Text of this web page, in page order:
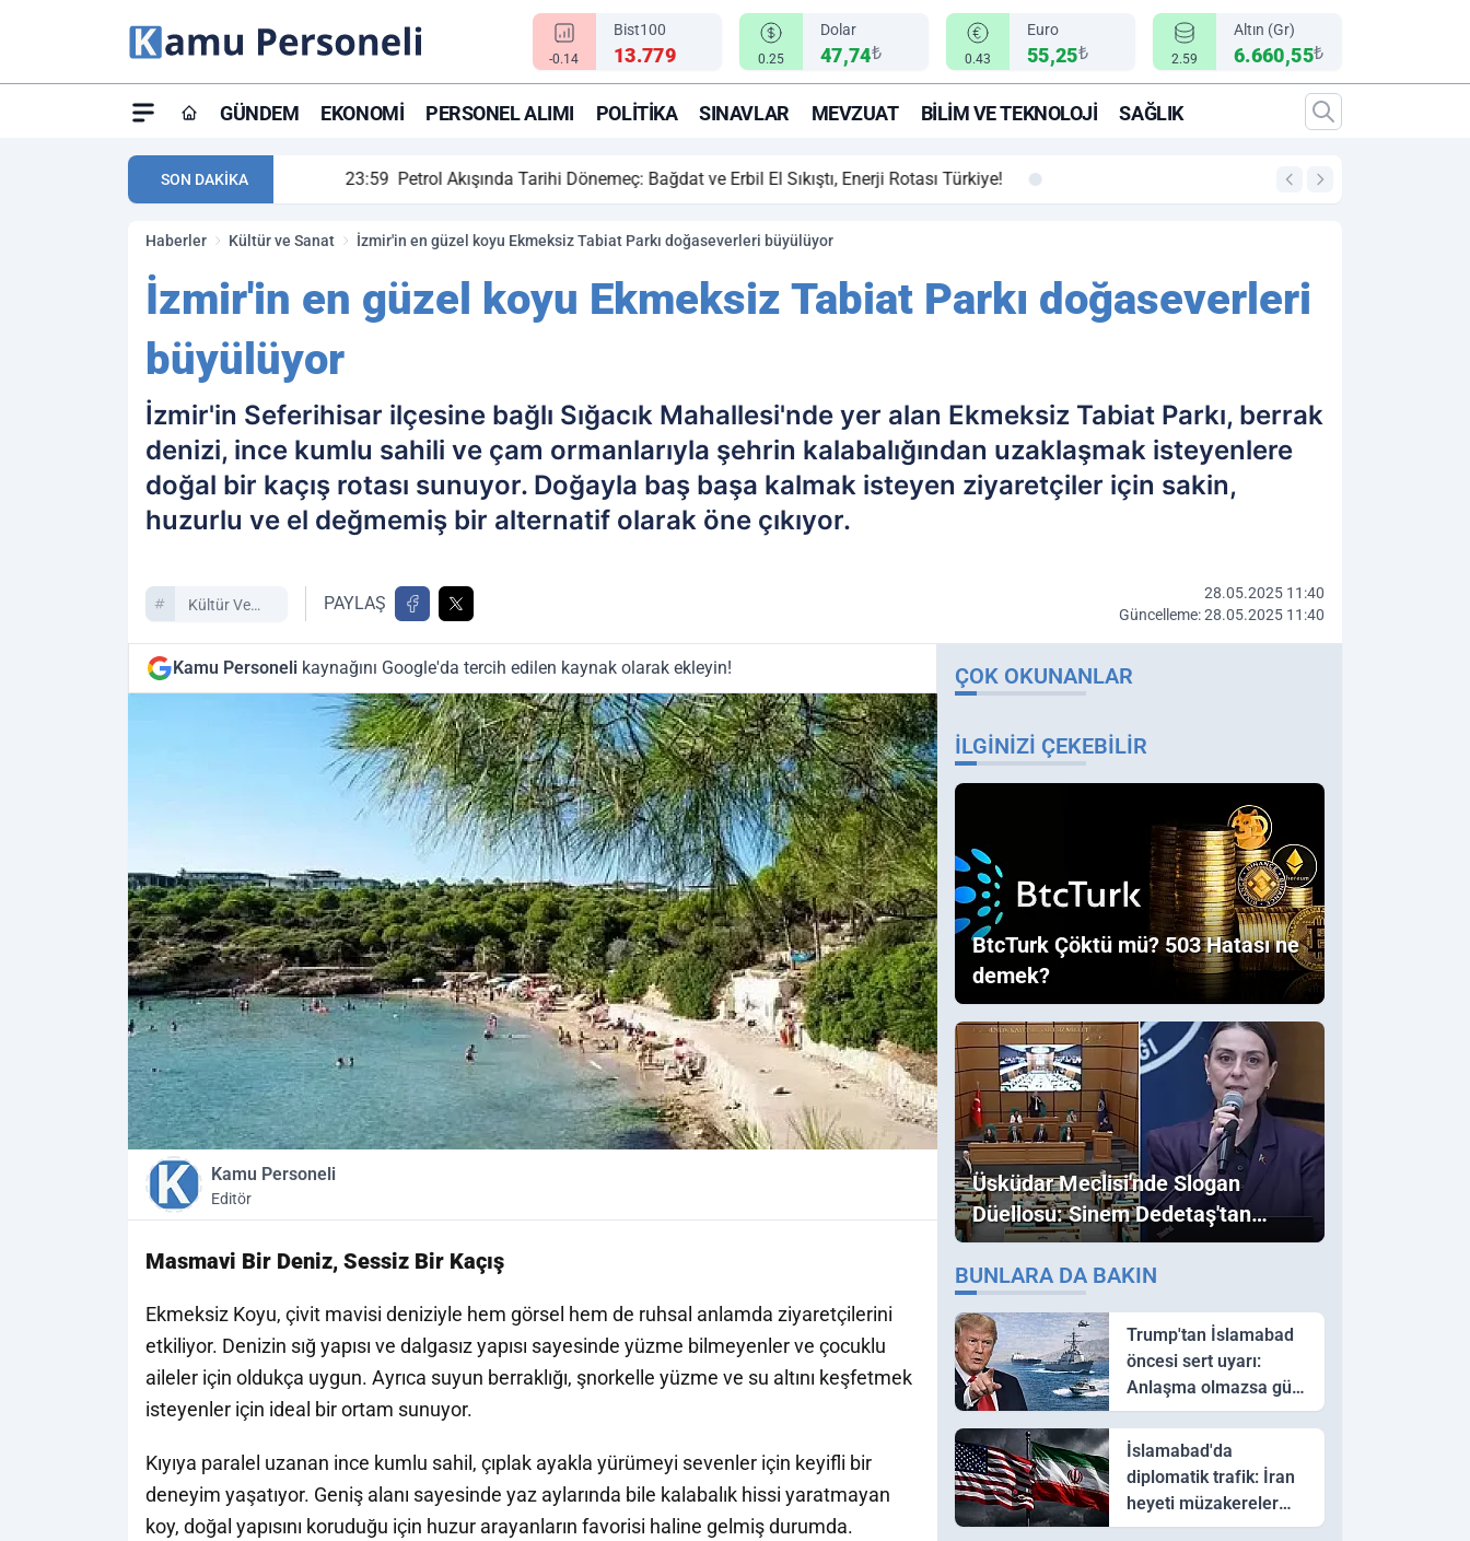
-0.14
Bist100
13.779 0.25
Dolar
47,74₺ 0.43
Euro
55,25₺ 2.59
Altın (Gr)
6.660,55₺
GÜNDEM EKONOMI PERSONEL ALIMI POLITIKA SINAVLAR MEVZUAT BILIM VE TEKNOLOJI SAĞLIK
SON DAKİKA
maç özeti ve golleri! Petrol Akışında Tarihi Dönemeç: Bağdat ve Erbil El Sıkıştı, Enerji Rotası Türkiye! 00:12
Haberler Kültür ve Sanat İzmir'in en güzel koyu Ekmeksiz Tabiat Parkı doğaseverleri büyülüyor
İzmir'in en güzel koyu Ekmeksiz Tabiat Parkı doğaseverleri
büyülüyor
İzmir'in Seferihisar ilçesine bağlı Sığacık Mahallesi'nde yer alan Ekmeksiz Tabiat Parkı, berrak
denizi, ince kumlu sahili ve çam ormanlarıyla şehrin kalabalığından uzaklaşmak isteyenlere
doğal bir kaçış rotası sunuyor. Doğayla baş başa kalmak isteyen ziyaretçiler için sakin,
huzurlu ve el değmemiş bir alternatif olarak öne çıkıyor.
Kültür Ve
PAYLAŞ
28.05.2025 11:40
Güncelleme: 28.05.2025 11:40
Kamu Personeli kaynağını Google'da tercih edilen kaynak olarak ekleyin!
Kamu Personeli
Editör
Masmavi Bir Deniz, Sessiz Bir Kaçış
Ekmeksiz Koyu, çivit mavisi deniziyle hem görsel hem de ruhsal anlamda ziyaretçilerini
etkiliyor. Denizin sığ yapısı ve dalgasız yapısı sayesinde yüzme bilmeyenler ve çocuklu
aileler için oldukça uygun. Ayrıca suyun berraklığı, şnorkelle yüzme ve su altını keşfetmek
isteyenler için ideal bir ortam sunuyor.
Kıyıya paralel uzanan ince kumlu sahil, çıplak ayakla yürümeyi sevenler için keyifli bir
deneyim yaşatıyor. Geniş alanı sayesinde yaz aylarında bile kalabalık hissi yaratmayan
koy, doğal yapısını koruduğu için huzur arayanların favorisi haline gelmiş durumda.
ÇOK OKUNANLAR
İLGINIZI ÇEKEBILIR
BtcTurk Çöktü mü? 503 Hatası ne
demek?
Üsküdar Meclisi'nde Slogan
Düellosu: Sinem Dedetaş'tan
Ezber Bozan "Erdoğan" ve
"İmamoğlu" Çıkışı!
BUNLARA DA BAKIN
Trump'tan İslamabad
öncesi sert uyarı:
Anlaşma olmazsa güç
kullanırız
İslamabad'da
diplomatik trafik: İran
heyeti müzakereler
için Pakistan'a ulaştı